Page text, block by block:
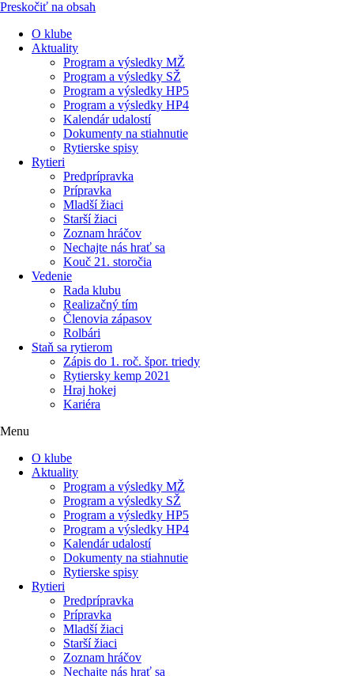
Preskočiť na obsah
O klube
Aktuality
Program a výsledky MŽ
Program a výsledky SŽ
Program a výsledky HP5
Program a výsledky HP4
Kalendár udalostí
Dokumenty na stiahnutie
Rytierske spisy
Rytieri
Predprípravka
Prípravka
Mladší žiaci
Starší žiaci
Zoznam hráčov
Nechajte nás hrať sa
Kouč 21. storočia
Vedenie
Rada klubu
Realizačný tím
Členovia zápasov
Rolbári
Staň sa rytierom
Zápis do 1. roč. špor. triedy
Rytiersky kemp 2021
Hraj hokej
Kariéra
Menu
O klube
Aktuality
Program a výsledky MŽ
Program a výsledky SŽ
Program a výsledky HP5
Program a výsledky HP4
Kalendár udalostí
Dokumenty na stiahnutie
Rytierske spisy
Rytieri
Predprípravka
Prípravka
Mladší žiaci
Starší žiaci
Zoznam hráčov
Nechajte nás hrať sa